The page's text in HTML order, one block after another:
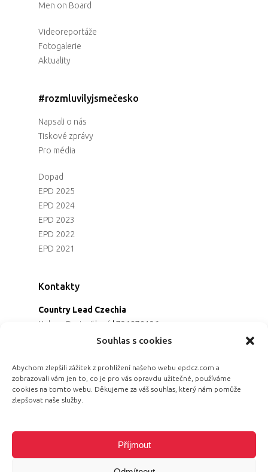
Souhlas s cookies
Abychom zlepšili zážitek z prohlížení našeho webu epdcz.com a
zobrazovali vám jen to, co je pro vás opravdu užitečné, používáme
cookies na tomto webu. Děkujeme za váš souhlas, který nám pomůže
zlepšovat naše služby.
Příjmout
Men on Board
Videoreportáže
Fotogalerie
Aktuality
#rozmluvilyjsmečesko
Napsali o nás
Tiskové zprávy
Pro média
Dopad
EPD 2025
EPD 2024
EPD 2023
EPD 2022
EPD 2021
Kontakty
Country Lead Czechia
Helena Dreiseitlová | 731970136
Koordinátorka projektu
Programová ředitelka
Jana Černoušková |607782535
Partnerství & fundraising
730158883